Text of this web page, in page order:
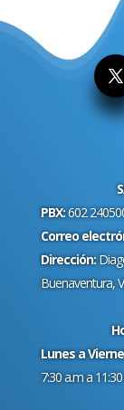
SAAAB
PBX:602
Correo
Dirección:
Buenaventura,
Horario
Lunes a
7:30 a.m a